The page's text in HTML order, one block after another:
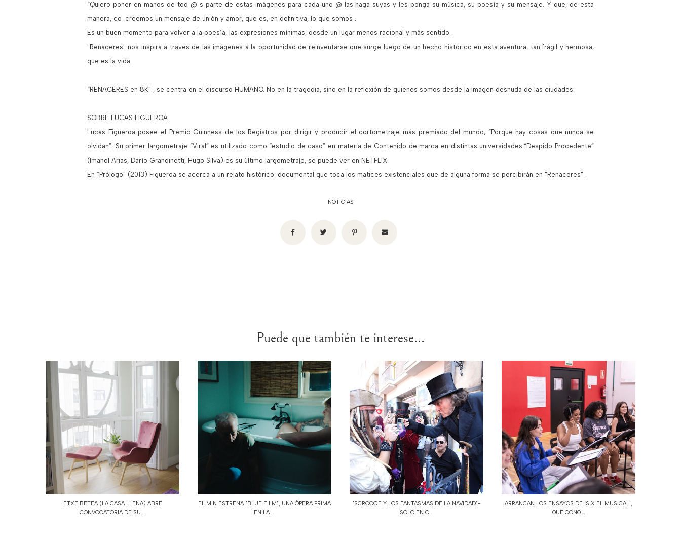
“Quiero poner en manos de tod @ s parte de estas imágenes para cada uno @ las haga suyas y les ponga su música, su poesía y su mensaje. Y que, de esta
manera, co-creemos un mensaje de unión y amor, que es, en definitiva, lo que somos .
Es un buen momento para volver a la poesía, las expresiones mínimas, desde un lugar menos racional y más sentido .
"Renaceres" nos inspira a través de las imágenes a la oportunidad de reinventarse que surge luego de un hecho histórico en esta aventura, tan frágil y hermosa,
que es la vida.
“RENACERES en 8K” , se centra en el discurso HUMANO. No en la tragedia, sino en la reflexión de quienes somos desde la imagen desnuda de las ciudades.
SOBRE LUCAS FIGUEROA
Lucas Figueroa posee el Premio Guinness de los Registros por dirigir y producir el cortometraje más premiado del mundo, “Porque hay cosas que nunca se
olvidan”. Su primer largometraje “Viral” es utilizado como “estudio de caso” en materia de Contenido de marca en distintas universidades.“Despido Procedente”
(Imanol Arias, Darío Grandinetti, Hugo Silva) es su último largometraje, se puede ver en NETFLIX.
En “Prólogo” (2013) Figueroa se acerca a un relato histórico-documental que toca los matices existenciales que de alguna forma se percibirán en "Renaceres" .
NOTICIAS
Puede que también te interese...
ETXE BETEA (LA CASA LLENA) ABRE
CONVOCATORIA DE SU...
FILMIN ESTRENA "BLUE FILM", UNA ÓPERA PRIMA
EN LA ...
"SCROOGE Y LOS FANTASMAS DE LA NAVIDAD"-
SOLO EN C...
ARRANCAN LOS ENSAYOS DE ‘SIX EL MUSICAL',
QUE CONQ...